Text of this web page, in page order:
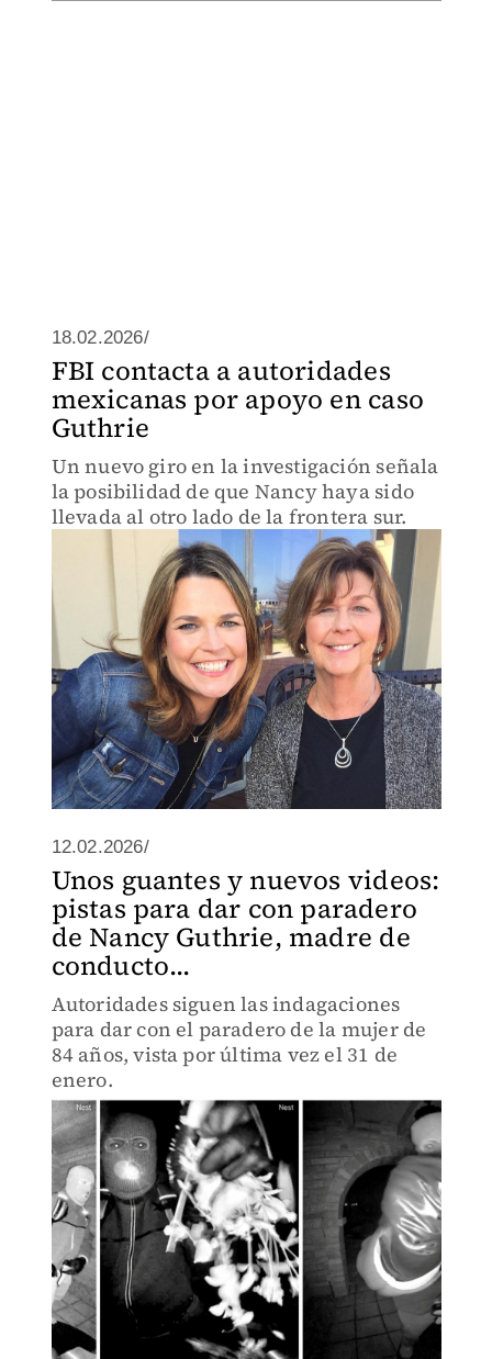
18.02.2026/
FBI contacta a autoridades
mexicanas por apoyo en caso
Guthrie
Un nuevo giro en la investigación señala
la posibilidad de que Nancy haya sido
llevada al otro lado de la frontera sur.
12.02.2026/
Unos guantes y nuevos videos:
pistas para dar con paradero
de Nancy Guthrie, madre de
conducto...
Autoridades siguen las indagaciones
para dar con el paradero de la mujer de
84 años, vista por última vez el 31 de
enero.